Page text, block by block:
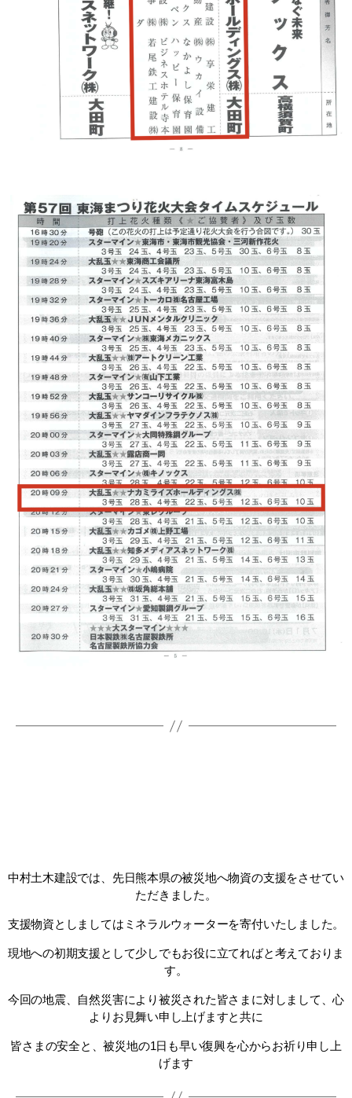
中村土木建設では、先日熊本県の被災地へ物資の支援をさせてい
ただきました。
支援物資としましてはミネラルウォーターを寄付いたしました。
現地への初期支援として少しでもお役に立てればと考えておりま
す。
今回の地震、自然災害により被災された皆さまに対しまして、心
よりお見舞い申し上げますと共に
皆さまの安全と、被災地の1日も早い復興を心からお祈り申し上
げます